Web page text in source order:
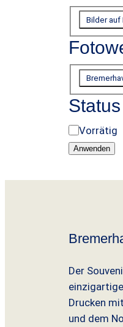
a
t
e
o
r
i
e
Bilder auf
o
t
o
w
e
Status
S
t
t
Vorrätig
Anwenden
Der
Drucken
und dem